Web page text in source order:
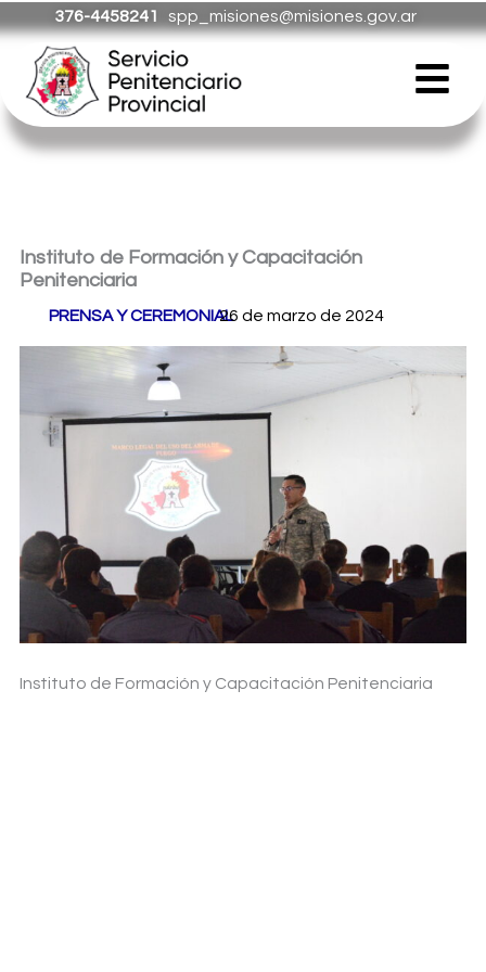
al
contenido
376-4458241 spp_misiones@misiones.gov.ar
Instituto de Formación y Capacitación
Penitenciaria
PRENSA Y CEREMONIAL/
26 de marzo de 2024
Instituto de Formación y Capacitación Penitenciaria